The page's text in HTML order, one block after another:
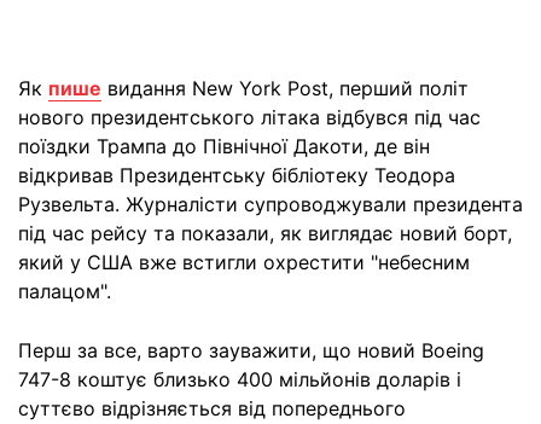
Як пише видання New York Post, перший політ
нового президентського літака відбувся під час
поїздки Трампа до Північної Дакоти, де він
відкривав Президентську бібліотеку Теодора
Рузвельта. Журналісти супроводжували президента
під час рейсу та показали, як виглядає новий борт,
який у США вже встигли охрестити "небесним
палацом".
Перш за все, варто зауважити, що новий Boeing
747-8 коштує близько 400 мільйонів доларів і
суттєво відрізняється від попереднього